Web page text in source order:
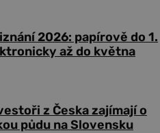
2026: papírově do 1.
až do května
z Česka zajímají o
půdu na Slovensku